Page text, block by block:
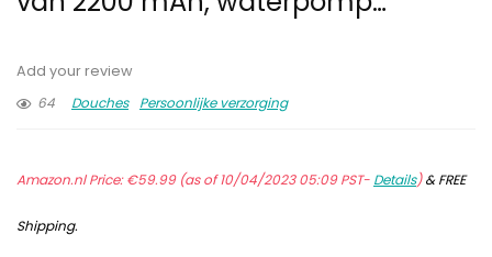
Add your review
64
Douches Persoonlijke verzorging
Amazon.nl Price:€59.99(as of 10/04/2023 05:09 PST- Details)&FREE
Shipping.